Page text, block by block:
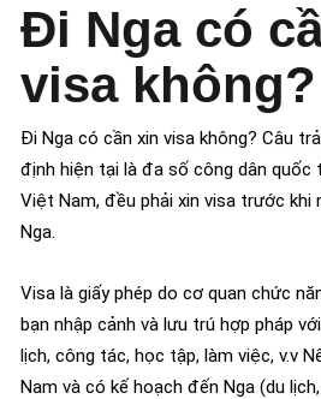
Đi Nga có
visa không?
Đi Nga có cần xin visa không? Câu
định hiện tại là đa số công dân
Việt Nam, đều phải xin visa trước khi
Nga.
Visa là giấy phép do cơ quan chức
bạn nhập cảnh và lưu trú hợp pháp
lịch, công tác, học tập, làm việc, v.v
Nam và có kế hoạch đến Nga (du